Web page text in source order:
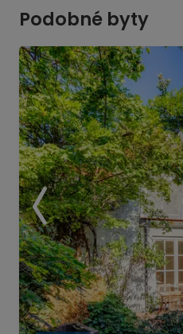
Podobné byty